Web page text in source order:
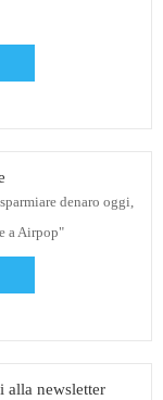
denaro oggi,
a Airpop"
alla newsletter